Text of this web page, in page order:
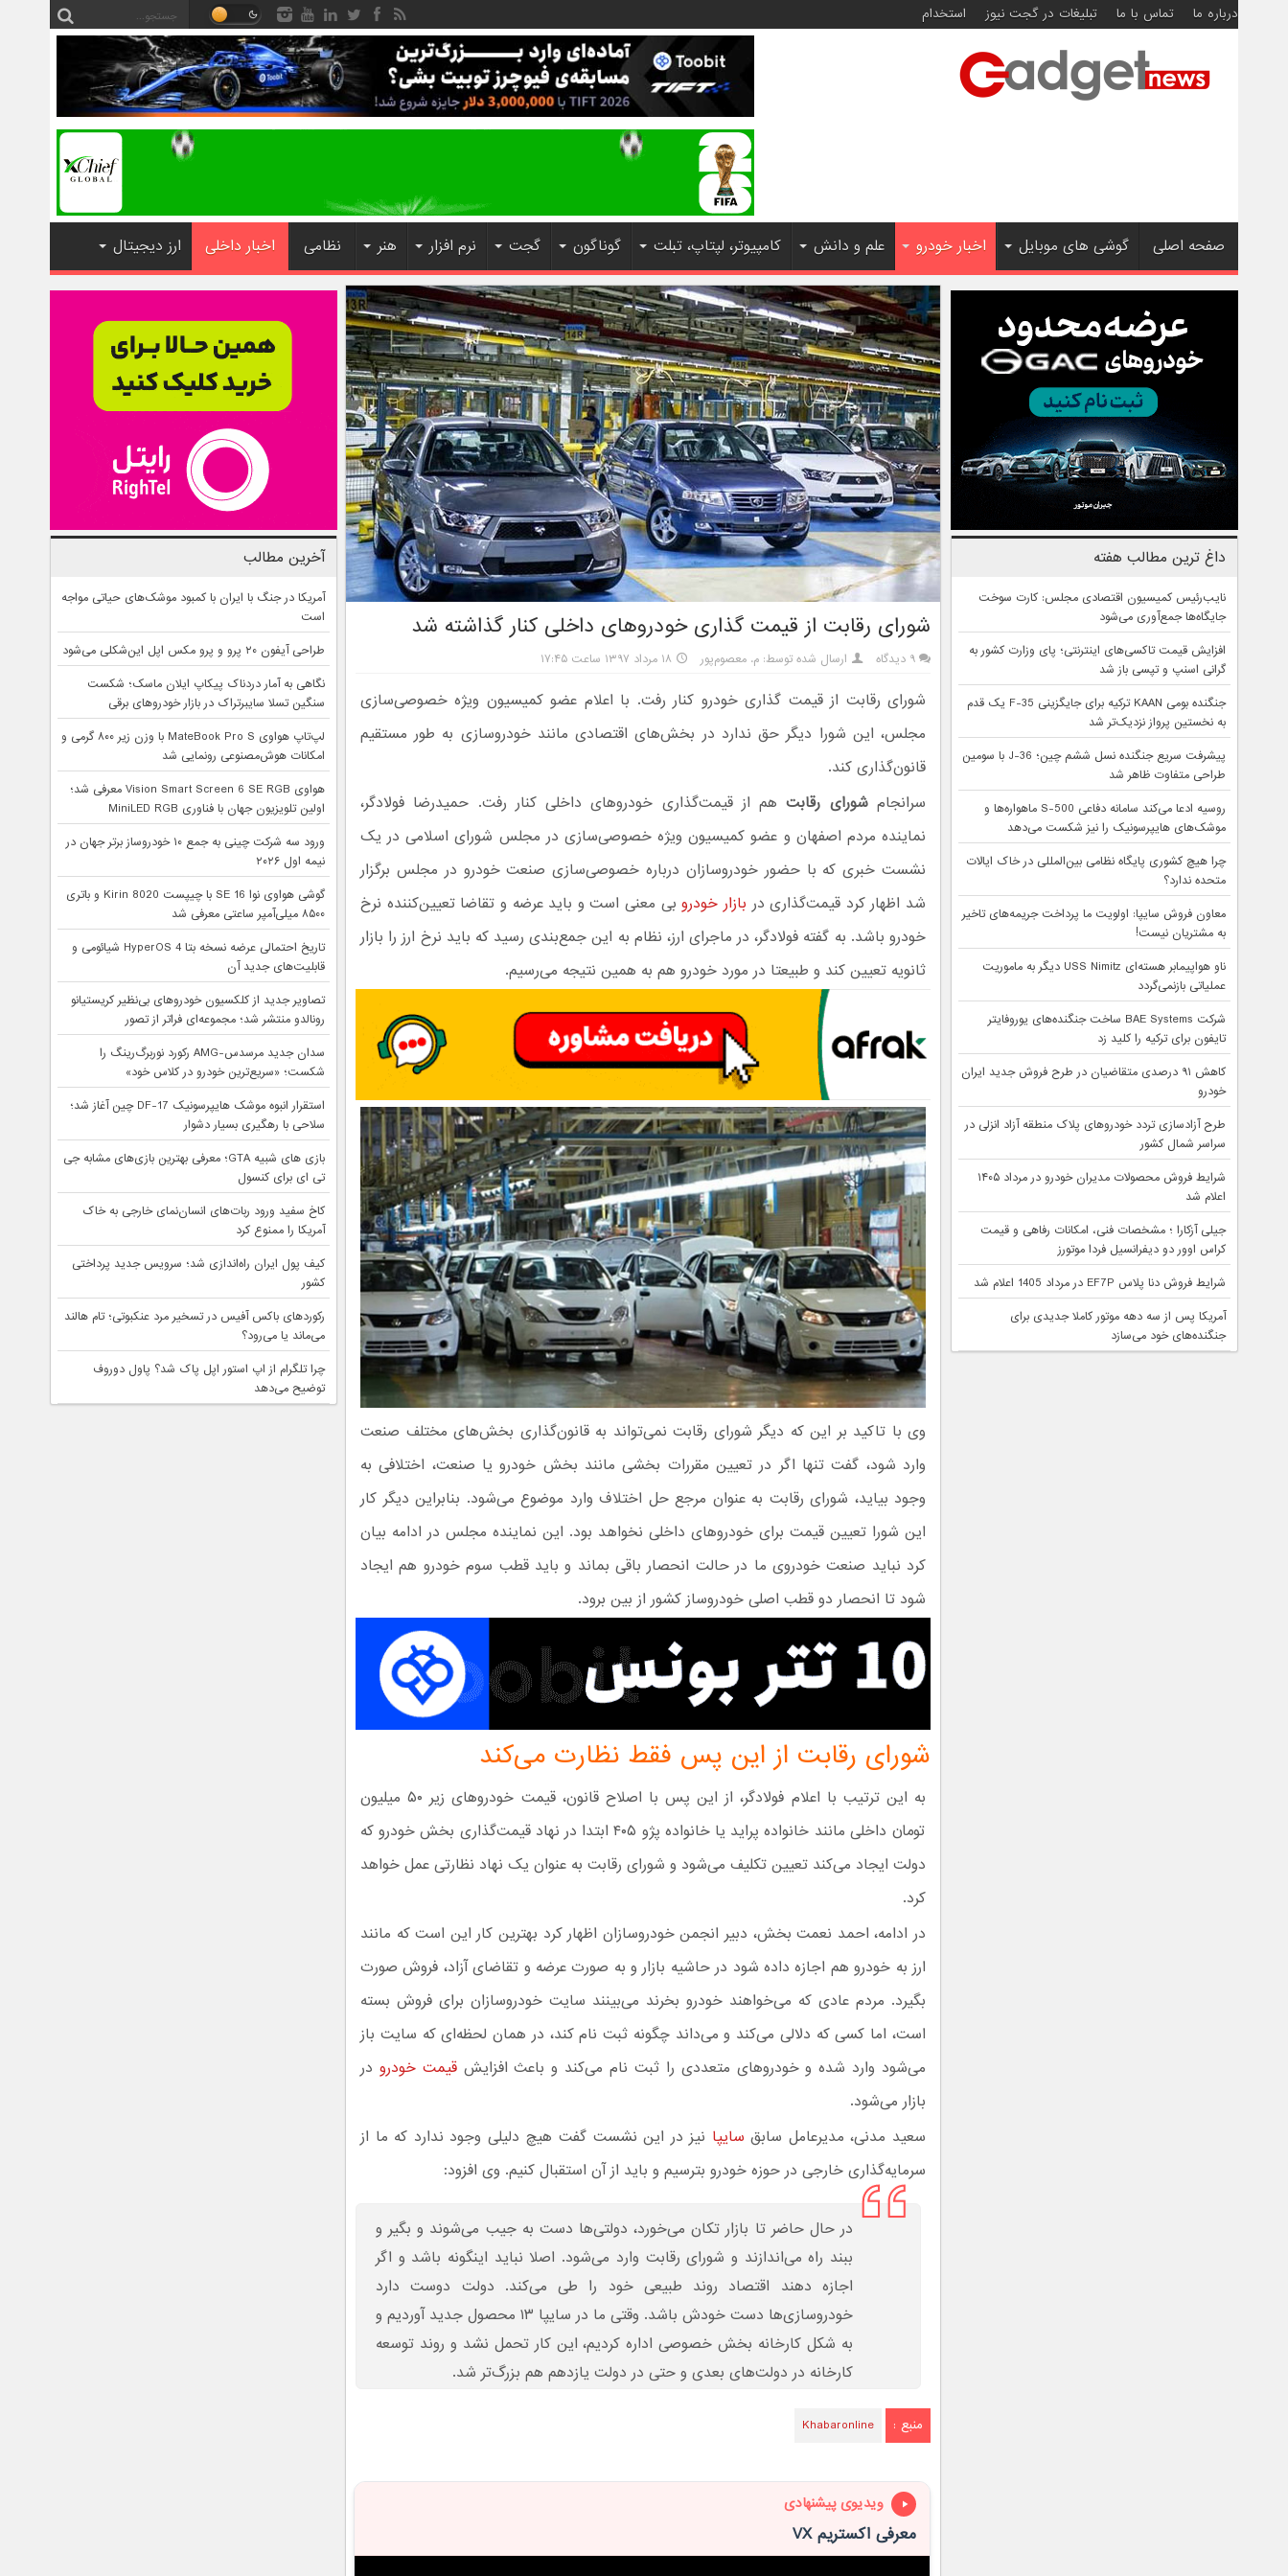
درباره ما تماس با ما تبلیغات در گجت نیوز استخدام
صفحه اصلی گوشی های موبایل اخبار خودرو علم و دانش کامپیوتر، لپتاپ، تبلت گوناگون گجت نرم افزار هنر نظامی اخبار داخلی ارز دیجیتال
شورای رقابت از قیمت گذاری خودروهای داخلی کنار گذاشته شد
۹ دیدگاه ارسال شده توسط: م. معصوم‌پور ۱۸ مرداد ۱۳۹۷ ساعت ۱۷:۴۵
شورای رقابت از قیمت گذاری خودرو کنار رفت. با اعلام عضو کمیسیون ویژه خصوصی‌سازی
مجلس، این شورا دیگر حق ندارد در بخش‌های اقتصادی مانند خودروسازی به طور مستقیم
قانون‌گذاری کند.
سرانجامشورای رقابتهم از قیمت‌گذاری خودروهای داخلی کنار رفت. حمیدرضا فولادگر،
نماینده مردم اصفهان و عضو کمیسیون ویژه خصوصی‌سازی در مجلس شورای اسلامی در یک
نشست خبری که با حضور خودروسازان درباره خصوصی‌سازی صنعت خودرو در مجلس برگزار
شد اظهار کرد قیمت‌گذاری در بازار خودروبی معنی است و باید عرضه و تقاضا تعیین‌کننده نرخ
خودرو باشد. به گفته فولادگر، در ماجرای ارز، نظام به این جمع‌بندی رسید که باید نرخ ارز را بازار
ثانویه تعیین کند و طبیعتا در مورد خودرو هم به همین نتیجه می‌رسیم.
وی با تاکید بر این که دیگر شورای رقابت نمی‌تواند به قانون‌گذاری بخش‌های مختلف صنعت
وارد شود، گفت تنها اگر در تعیین مقررات بخشی مانند بخش خودرو یا صنعت، اختلافی به
وجود بیاید، شورای رقابت به عنوان مرجع حل اختلاف وارد موضوع می‌شود. بنابراین دیگر کار
این شورا تعیین قیمت برای خودروهای داخلی نخواهد بود. این نماینده مجلس در ادامه بیان
کرد نباید صنعت خودروی ما در حالت انحصار باقی بماند و باید قطب سوم خودرو هم ایجاد
شود تا انحصار دو قطب اصلی خودروساز کشور از بین برود.
شورای رقابت از این پس فقط نظارت می‌کند
به این ترتیب با اعلام فولادگر، از این پس با اصلاح قانون، قیمت خودروهای زیر ۵۰ میلیون
تومان داخلی مانند خانواده پراید یا خانواده پژو ۴۰۵ ابتدا در نهاد قیمت‌گذاری بخش خودرو که
دولت ایجاد می‌کند تعیین تکلیف می‌شود و شورای رقابت به عنوان یک نهاد نظارتی عمل خواهد
کرد.
در ادامه، احمد نعمت بخش، دبیر انجمن خودروسازان اظهار کرد بهترین کار این است که مانند
ارز به خودرو هم اجازه داده شود در حاشیه بازار و به صورت عرضه و تقاضای آزاد، فروش صورت
بگیرد. مردم عادی که می‌خواهند خودرو بخرند می‌بینند سایت خودروسازان برای فروش بسته
است، اما کسی که دلالی می‌کند و می‌داند چگونه ثبت نام کند، در همان لحظه‌ای که سایت باز
می‌شود وارد شده و خودروهای متعددی را ثبت نام می‌کند و باعث افزایشقیمت خودرو در
بازار می‌شود.
سعید مدنی، مدیرعامل سابق سایپا نیز در این نشست گفت هیچ دلیلی وجود ندارد که ما از
سرمایه‌گذاری خارجی در حوزه خودرو بترسیم و باید از آن استقبال کنیم. وی افزود:
در حال حاضر تا بازار تکان می‌خورد، دولتی‌ها دست به جیب می‌شوند و بگیر و
ببند راه می‌اندازند و شورای رقابت وارد می‌شود. اصلا نباید اینگونه باشد و اگر
اجازه دهند اقتصاد روند طبیعی خود را طی می‌کند. دولت دوست دارد
خودروسازی‌ها دست خودش باشد. وقتی ما در سایپا ۱۳ محصول جدید آوردیم و
به شکل کارخانه بخش خصوصی اداره کردیم، این کار تحمل نشد و روند توسعه
کارخانه در دولت‌های بعدی و حتی در دولت یازدهم هم بزرگ‌تر شد.
منبع : Khabaronline
ویدیوی پیشنهادی
معرفی اکستریم VX
داغ ترین مطالب هفته
نایب‌رئیس کمیسیون اقتصادی مجلس: کارت سوخت
جایگاه‌ها جمع‌آوری می‌شود
افزایش قیمت تاکسی‌های اینترنتی؛ پای وزارت کشور به
گرانی اسنپ و تپسی باز شد
جنگنده بومی KAAN ترکیه برای جایگزینی F-35 یک قدم
به نخستین پرواز نزدیک‌تر شد
پیشرفت سریع جنگنده نسل ششم چین؛ J-36 با سومین
طراحی متفاوت ظاهر شد
روسیه ادعا می‌کند سامانه دفاعی S-500 ماهواره‌ها و
موشک‌های هایپرسونیک را نیز شکست می‌دهد
چرا هیچ کشوری پایگاه نظامی بین‌المللی در خاک ایالات
متحده ندارد؟
معاون فروش سایپا: اولویت ما پرداخت جریمه‌های تاخیر
به مشتریان نیست!
ناو هواپیمابر هسته‌ای USS Nimitz دیگر به ماموریت
عملیاتی بازنمی‌گردد
شرکت BAE Systems ساخت جنگنده‌های یوروفایتر
تایفون برای ترکیه را کلید زد
کاهش ۹۱ درصدی متقاضیان در طرح فروش جدید ایران
خودرو
طرح آزادسازی تردد خودروهای پلاک منطقه آزاد انزلی در
سراسر شمال کشور
شرایط فروش محصولات مدیران خودرو در مرداد ۱۴۰۵
اعلام شد
جیلی آزکارا ؛ مشخصات فنی، امکانات رفاهی و قیمت
کراس اوور دو دیفرانسیل فردا موتورز
شرایط فروش دنا پلاس EF7P در مرداد 1405 اعلام شد
آمریکا پس از سه دهه موتور کاملا جدیدی برای
جنگنده‌های خود می‌سازد
آخرین مطالب
آمریکا در جنگ با ایران با کمبود موشک‌های حیاتی مواجه
است
طراحی آیفون ۲۰ پرو و پرو مکس اپل این‌شکلی می‌شود
نگاهی به آمار دردناک پیکاپ ایلان ماسک؛ شکست
سنگین تسلا سایبرتراک در بازار خودروهای برقی
لپ‌تاپ هواوی MateBook Pro S با وزن زیر ۸۰۰ گرمی و
امکانات هوش‌مصنوعی رونمایی شد
هواوی Vision Smart Screen 6 SE RGB معرفی شد؛
اولین تلویزیون جهان با فناوری MiniLED RGB
ورود سه شرکت چینی به جمع ۱۰ خودروساز برتر جهان در
نیمه اول ۲۰۲۶
گوشی هواوی نوا 16 SE با چیپست Kirin 8020 و باتری
۸۵۰۰ میلی‌آمپر ساعتی معرفی شد
تاریخ احتمالی عرضه نسخه بتا HyperOS 4 شیائومی و
قابلیت‌های جدید آن
تصاویر جدید از کلکسیون خودروهای بی‌نظیر کریستیانو
رونالدو منتشر شد؛ مجموعه‌ای فراتر از تصور
سدان جدید مرسدس-AMG رکورد نوربرگ‌رینگ را
شکست؛ «سریع‌ترین خودرو در کلاس خود»
استقرار انبوه موشک هایپرسونیک DF-17 چین آغاز شد؛
سلاحی با رهگیری بسیار دشوار
بازی های شبیه GTA؛ معرفی بهترین بازی‌های مشابه جی
تی ای برای کنسول
کاخ سفید ورود ربات‌های انسان‌نمای خارجی به خاک
آمریکا را ممنوع کرد
کیف پول ایران راه‌اندازی شد؛ سرویس جدید پرداختی
کشور
رکوردهای باکس آفیس در تسخیر مرد عنکبوتی؛ تام هالند
می‌ماند یا می‌رود؟
چرا تلگرام از اپ استور اپل پاک شد؟ پاول دوروف
توضیح می‌دهد